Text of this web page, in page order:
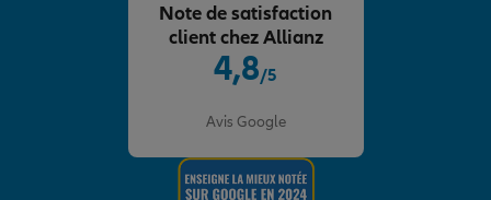
4,8/5
Avis Google
Note de satisfaction
client chez Allianz